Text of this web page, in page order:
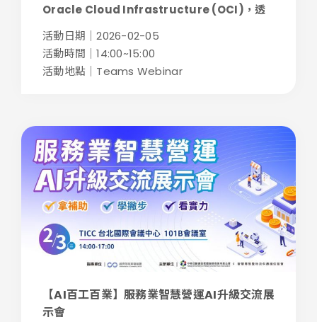
Oracle Cloud Infrastructure (OCI)，透
過真實導入案...
活動日期｜2026-02-05
活動時間｜14:00~15:00
活動地點｜Teams Webinar
【AI百工百業】服務業智慧營運AI升級交流展
示會